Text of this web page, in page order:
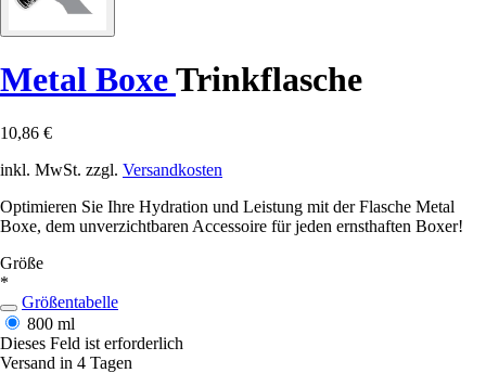
Metal BoxeTrinkflasche
10,86 €
inkl. MwSt. zzgl. Versandkosten
Optimieren Sie Ihre Hydration und Leistung mit der Flasche Metal
Boxe, dem unverzichtbaren Accessoire für jeden ernsthaften Boxer!
Größe
*
Größentabelle
800 ml
Dieses Feld ist erforderlich
Versand in 4 Tagen